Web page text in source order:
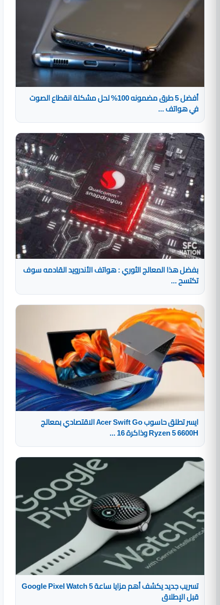
أفضل 5 طرق مضمونه 100% لحل مشكلة انقطاع الصوت
في هواتف ...
بفضل هذا المعالج الثوري : هواتف الأندرويد القادمه سوف
تكتسح ...
ايسر تطلق حاسوب Acer Swift Go الاقتصادي بمعالج
Ryzen 5 6600H وذاكرة 16 ...
تسريب جديد يكشف أهم مزايا ساعة Google Pixel Watch 5
قبل الإطلاق